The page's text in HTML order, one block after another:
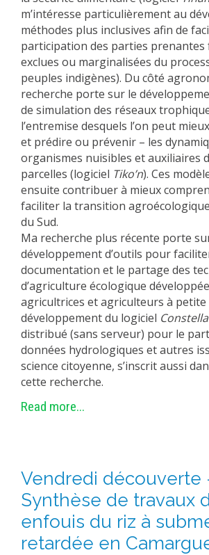
m’intéresse particulièrement au
méthodes plus inclusives afin de
participation des parties
exclues ou marginalisées du
peuples indigènes). Du côté
recherche porte sur le
de simulation des réseaux
l’entremise desquels l’on peut
et prédire ou prévenir – les
organismes nuisibles et auxiliaires
parcelles (logiciel Tiko’n). Ces
ensuite contribuer à mieux
faciliter la transition
du Sud.
Ma recherche plus récente porte
développement d’outils pour
documentation et le partage des
d’agriculture écologique
agricultrices et agriculteurs à petite
développement du logiciel
distribué (sans serveur) pour le
données hydrologiques et autres
science citoyenne, s’inscrit aussi
cette recherche.
Read more...
Vendredi découverte
Synthèse de travaux
enfouis du riz à
retardée en